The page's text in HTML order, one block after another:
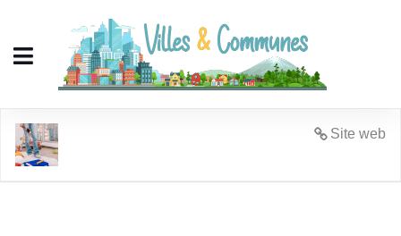
Site web